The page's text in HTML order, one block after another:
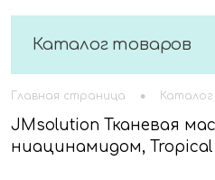
Каталог товаров
Главная страница •
JMsolution Тканевая
ниацинамидом, Tropical